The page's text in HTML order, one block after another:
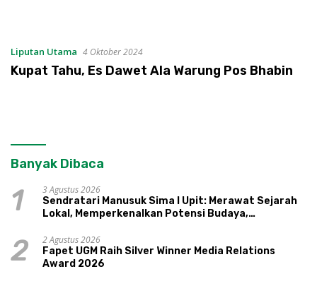
Liputan Utama 4 Oktober 2024
Kupat Tahu, Es Dawet Ala Warung Pos Bhabin
Banyak Dibaca
1
3 Agustus 2026
Sendratari Manusuk Sima I Upit: Merawat Sejarah
Lokal, Memperkenalkan Potensi Budaya,
2
2 Agustus 2026
Fapet UGM Raih Silver Winner Media Relations
Award 2026